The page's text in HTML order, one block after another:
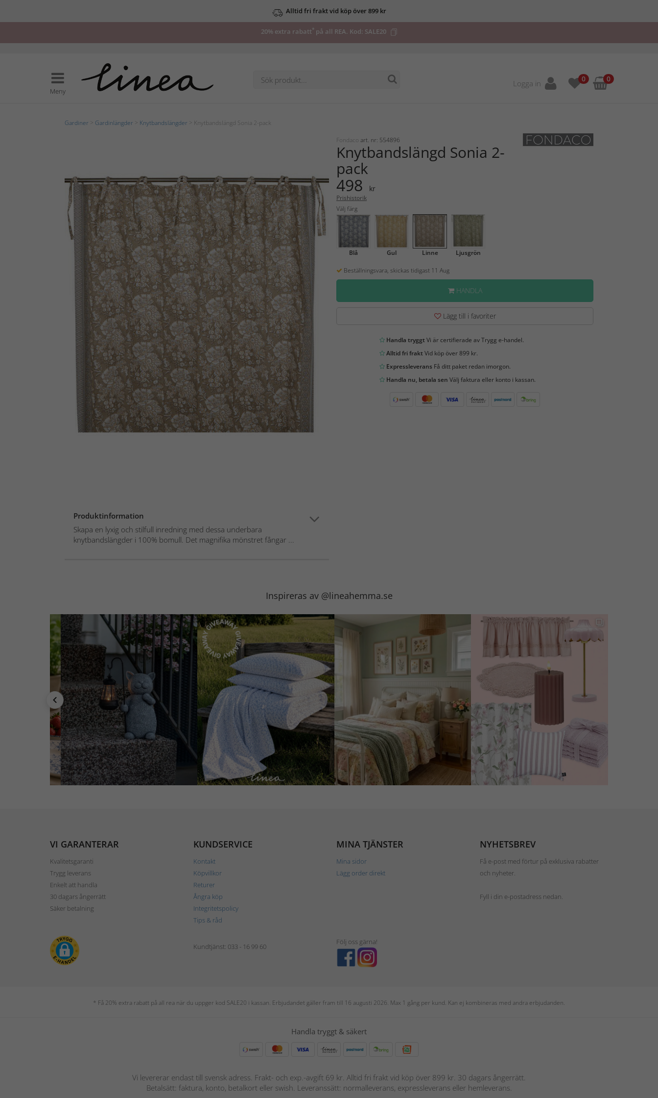
Alltid fri frakt vid köp över 899 kr
20% extra rabatt*på all REA. Kod: SALE20
Meny
Logga in 0 0
Gardiner Gardinlängder Knytbandslängder > Knytbandslängd Sonia 2-pack
Produktinformation
Skapa en lyxig och stilfull inredning med dessa underbara
knytbandslängder i 100% bomull. Det magnifika mönstret fångar ...
Fondaco art. nr: 554896
Knytbandslängd Sonia 2-
pack
498 kr
Prishistorik
Välj färg
Blå Gul Linne Ljusgrön
Beställningsvara, skickas tidigast 11 Aug
HANDLA
Lägg till i favoriter
Handla tryggtVi är certifierade av Trygg e-handel.
Alltid fri fraktVid köp över 899 kr.
ExpressleveransFå ditt paket redan imorgon.
Handla nu, betala sen Välj faktura eller konto i kassan.
Inspireras av @lineahemma.se
VI GARANTERAR
Kvalitetsgaranti
Trygg leverans
Enkelt att handla
30 dagars ångerrätt
Säker betalning
KUNDSERVICE
Kontakt
Köpvillkor
Returer
Ångra köp
Integritetspolicy
Tips & råd
MINA TJÄNSTER
Mina sidor
Lägg order direkt
NYHETSBREV
Få e-post med förtur på exklusiva rabatter
och nyheter.
Fyll i din e-postadress nedan.
Kundtjänst: 033 - 16 99 60
Följ oss gärna!
* Få 20% extra rabatt på all rea när du uppger kod SALE20 i kassan. Erbjudandet gäller fram till 16 augusti 2026. Max 1 gång per kund. Kan ej kombineras med andra erbjudanden.
Handla tryggt & säkert
Vi levererar endast till svensk adress. Frakt- och exp.-avgift 69 kr. Alltid fri frakt vid köp över 899 kr. 30 dagars ångerrätt.
Betalsätt: faktura, konto, betalkort eller swish. Leveranssätt: normalleverans, expressleverans eller hemleverans.